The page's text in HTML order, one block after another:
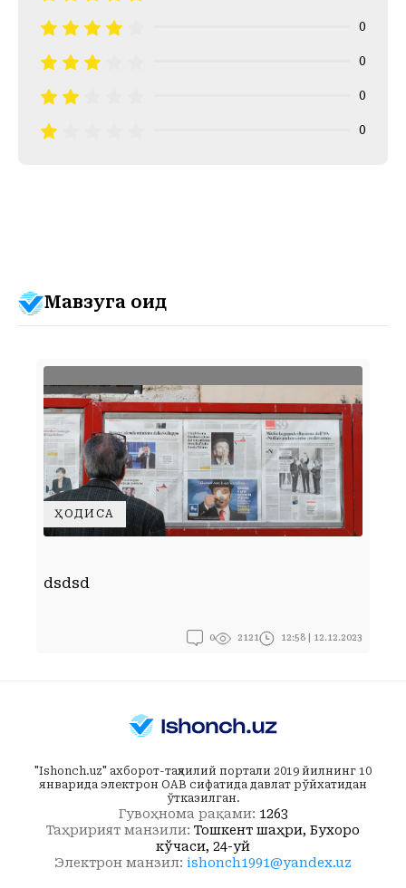
0
0
0
0
Мавзуга оид
ҲОДИСА
dsdsd
0 2121 12:58 | 12.12.2023
"Ishonch.uz" ахборот-таҳлилий портали 2019 йилнинг 10
январида электрон ОАВ сифатида давлат рўйхатидан
ўтказилган.
Гувоҳнома рақами: 1263
Таҳририят манзили: Тошкент шаҳри, Бухоро
кўчаси, 24-уй
Электрон манзил: ishonch1991@yandex.uz